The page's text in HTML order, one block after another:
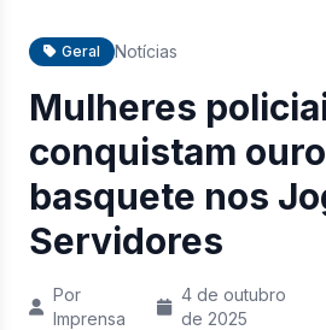
Geral Notícias
Mulheres
conquistam
basquete nos
Servidores
Por
Imprensa
4 de outubro
de 2025